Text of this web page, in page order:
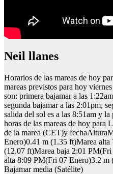
Neil llanes
Horarios de las mareas de hoy
mareas previstos para hoy
son: primera bajamar a las
segunda bajamar a las 2:01pm,
salida del sol es a las 8:51am y
horas de las mareas de hoy para
de la marea (CET)y
Enero)0.41 m (1.35 ft)Marea
(12.07 ft)Marea baja 2:01
alta 8:09 PM(Fri 07 Enero)3.2 m
Bajamar media (Satélite)